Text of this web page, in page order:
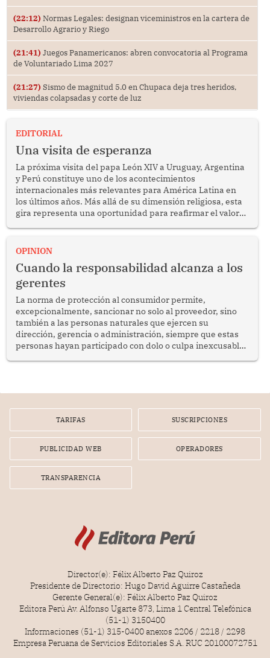
(22:12) Normas Legales: designan viceministros en la cartera de
Desarrollo Agrario y Riego
(21:41) Juegos Panamericanos: abren convocatoria al Programa
de Voluntariado Lima 2027
(21:27) Sismo de magnitud 5.0 en Chupaca deja tres heridos,
viviendas colapsadas y corte de luz
EDITORIAL
Una visita de esperanza
La próxima visita del papa León XIV a Uruguay, Argentina
y Perú constituye uno de los acontecimientos
internacionales más relevantes para América Latina en
los últimos años. Más allá de su dimensión religiosa, esta
gira representa una oportunidad para reafirmar el valor
enfrenta desafíos en materia de desarrollo, cohesión
OPINION
Cuando la responsabilidad alcanza a los
gerentes
La norma de protección al consumidor permite,
excepcionalmente, sancionar no solo al proveedor, sino
también a las personas naturales que ejercen su
dirección, gerencia o administración, siempre que estas
personas hayan participado con dolo o culpa inexcusable
por la frustrada realización de un meet and greet con
TARIFAS SUSCRIPCIONES
PUBLICIDAD WEB OPERADORES
TRANSPARENCIA
Director(e): Félix Alberto Paz Quiroz
Presidente de Directorio: Hugo David Aguirre Castañeda
Gerente General(e): Félix Alberto Paz Quiroz
Editora Perú Av. Alfonso Ugarte 873, Lima 1 Central Telefónica
(51-1) 3150400
Informaciones (51-1) 315-0400 anexos 2206 / 2218 / 2298
Empresa Peruana de Servicios Editoriales S.A. RUC 20100072751